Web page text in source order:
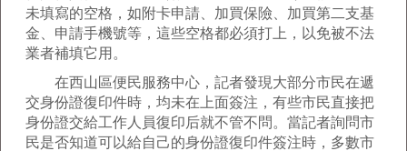
未填寫的空格，如附卡申請、加買保險、加買第二支基
金、申請手機號等，這些空格都必須打上，以免被不法
業者補填它用。
在西山區便民服務中心，記者發現大部分市民在遞
交身份證復印件時，均未在上面簽注，有些市民直接把
身份證交給工作人員復印后就不管不問。當記者詢問市
民是否知道可以給自己的身份證復印件簽注時，多數市